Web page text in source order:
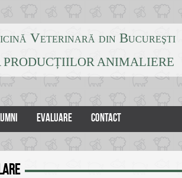
Veterinară din Bucureşti
PRODUCȚIILOR ANIMALIERE
EVALUARE CONTACT